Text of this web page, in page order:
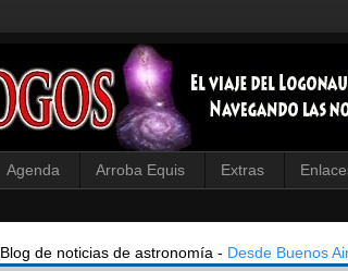
Agenda Arroba Equis Extras
Blog de noticias de astronomía - Desde Buenos